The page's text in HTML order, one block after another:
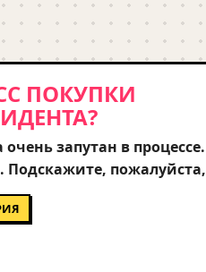
ПОКУПКИ
запутан в
Подскажите, пожалуйста,
учесть при покупке?
и выбором района -
Буду благодарен за